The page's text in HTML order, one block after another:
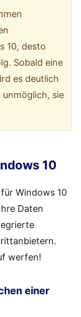
10, desto
Sobald eine
es deutlich
sie
10
Windows 10
Daten
werfen!
einer